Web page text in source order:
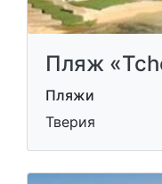
Пляж
Пляжи
Тверия